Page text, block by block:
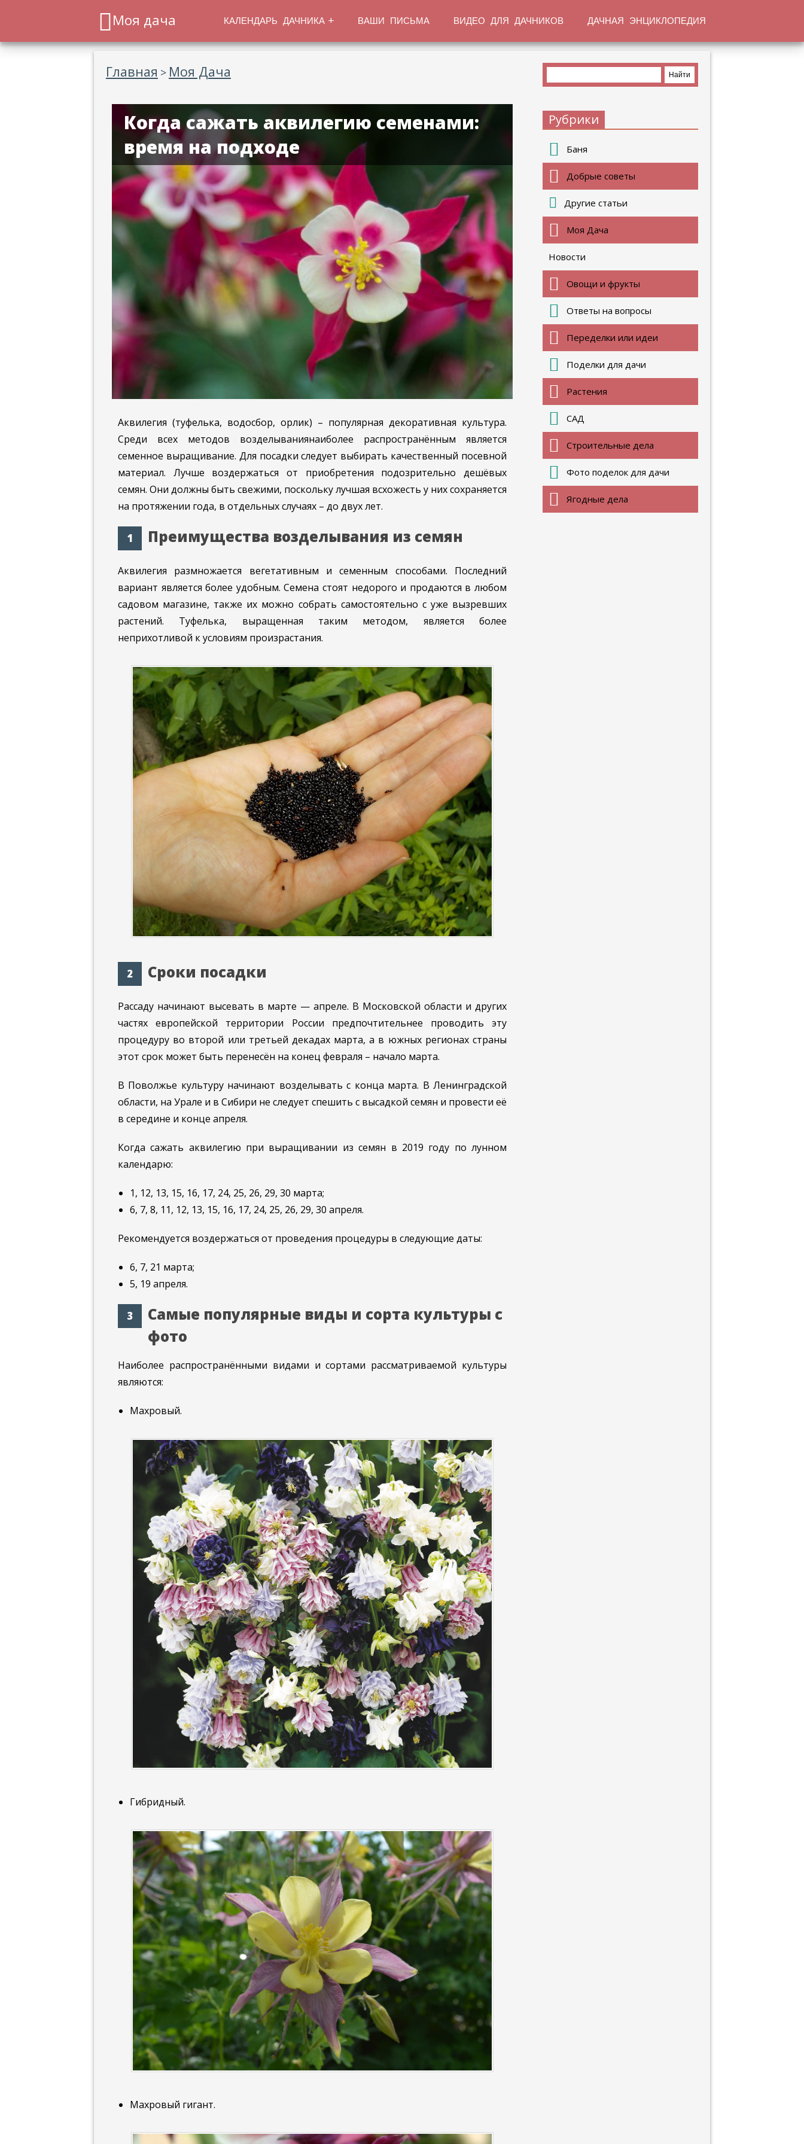
Моя дача КАЛЕНДАРЬ ДАЧНИКА ВАШИ ПИСЬМА ВИДЕО ДЛЯ ДАЧНИКОВ ДАЧНАЯ ЭНЦИКЛОПЕДИЯ
Главная > Моя Дача
Когда сажать аквилегию семенами:
время на подходе
Аквилегия (туфелька, водосбор, орлик) – популярная декоративная культура.
Среди всех методов возделываниянаиболее распространённым является
семенное выращивание. Для посадки следует выбирать качественный посевной
материал. Лучше воздержаться от приобретения подозрительно дешёвых
семян. Они должны быть свежими, поскольку лучшая всхожесть у них сохраняется
на протяжении года, в отдельных случаях – до двух лет.
Преимущества возделывания из семян
Аквилегия размножается вегетативным и семенным способами. Последний
вариант является более удобным. Семена стоят недорого и продаются в любом
садовом магазине, также их можно собрать самостоятельно с уже вызревших
растений. Туфелька, выращенная таким методом, является более
неприхотливой к условиям произрастания.
Сроки посадки
Рассаду начинают высевать в марте — апреле. В Московской области и других
частях европейской территории России предпочтительнее проводить эту
процедуру во второй или третьей декадах марта, а в южных регионах страны
этот срок может быть перенесён на конец февраля – начало марта.
В Поволжье культуру начинают возделывать с конца марта. В Ленинградской
области, на Урале и в Сибири не следует спешить с высадкой семян и провести её
в середине и конце апреля.
Когда сажать аквилегию при выращивании из семян в 2019 году по лунном
календарю:
1, 12, 13, 15, 16, 17, 24, 25, 26, 29, 30 марта;
6, 7, 8, 11, 12, 13, 15, 16, 17, 24, 25, 26, 29, 30 апреля.
Рекомендуется воздержаться от проведения процедуры в следующие даты:
6, 7, 21 марта;
5, 19 апреля.
Самые популярные виды и сорта культуры с
фото
Наиболее распространёнными видами и сортами рассматриваемой культуры
являются:
Махровый.
Гибридный.
Махровый гигант.
Рубрики
Баня
Добрые советы
Другие статьи
Моя Дача
Новости
Овощи и фрукты
Ответы на вопросы
Переделки или идеи
Поделки для дачи
Растения
САД
Строительные дела
Фото поделок для дачи
Ягодные дела